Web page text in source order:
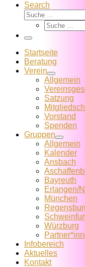
Search
Suche
Suche
Menü
Startseite
Beratung
Verein
Allgemein
Satzung
Vorstand
Spenden
Gruppen
Allgemein
Kalender
Ansbach
Bayreuth
Erlangen/
München
Würzburg
Infobereich
Aktuelles
Kontakt